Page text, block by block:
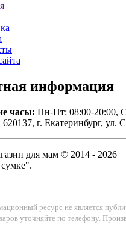
информация
часы: Пн-Пт: 08:00-20:00,
620137, г. Екатеринбург, ул.
для мам © 2014 - 2026
ресурс не является
уточняйте по телефону.